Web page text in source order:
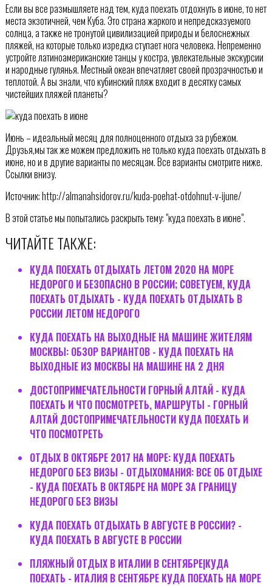
Если вы все размышляете над тем, куда поехать отдохнуть в июне, то нет
места экзотичней, чем Куба. Это страна жаркого и непредсказуемого
солнца, а также не тронутой цивилизацией природы и белоснежных
пляжей, на которые только изредка ступает нога человека. Непременно
устройте латиноамериканские танцы у костра, увлекательные экскурсии
и народные гулянья. Местный океан впечатляет своей прозрачностью и
теплотой. А вы знали, что кубинский пляж входит в десятку самых
чистейших пляжей планеты?
Июнь – идеальный месяц для полноценного отдыха за рубежом.
Друзья,мы так же можем предложить не только куда поехать отдыхать в
июне, но и в другие варианты по месяцам. Все варианты смотрите ниже.
Ссылки внизу.
Источник: http://almanahsidorov.ru/kuda-poehat-otdohnut-v-ijune/
В этой статье мы попытались раскрыть тему: "куда поехать в июне".
ЧИТАЙТЕ ТАКЖЕ:
КУДА ПОЕХАТЬ ОТДЫХАТЬ ЛЕТОМ 2020 НА МОРЕ
НЕДОРОГО И БЕЗОПАСНО В РОССИИ; СОВЕТУЕМ, КУДА
ПОЕХАТЬ ОТДЫХАТЬ - КУДА ПОЕХАТЬ ОТДЫХАТЬ В
РОССИИ ЛЕТОМ НЕДОРОГО
КУДА ПОЕХАТЬ НА ВЫХОДНЫЕ НА МАШИНЕ ЖИТЕЛЯМ
МОСКВЫ: ОБЗОР ВАРИАНТОВ - КУДА ПОЕХАТЬ НА
ВЫХОДНЫЕ ИЗ МОСКВЫ НА МАШИНЕ НА 2 ДНЯ
ДОСТОПРИМЕЧАТЕЛЬНОСТИ ГОРНЫЙ АЛТАЙ - КУДА
ПОЕХАТЬ И ЧТО ПОСМОТРЕТЬ, МАРШРУТЫ - ГОРНЫЙ
АЛТАЙ ДОСТОПРИМЕЧАТЕЛЬНОСТИ КУДА ПОЕХАТЬ И
ЧТО ПОСМОТРЕТЬ
ОТДЫХ В ОКТЯБРЕ 2017 НА МОРЕ: КУДА ПОЕХАТЬ
НЕДОРОГО БЕЗ ВИЗЫ - ОТДЫХОМАНИЯ: ВСЕ ОБ ОТДЫХЕ
- КУДА ПОЕХАТЬ В ОКТЯБРЕ НА МОРЕ ЗА ГРАНИЦУ
НЕДОРОГО БЕЗ ВИЗЫ
КУДА ПОЕХАТЬ ОТДЫХАТЬ В АВГУСТЕ В РОССИИ? -
КУДА ПОЕХАТЬ В АВГУСТЕ В РОССИИ
ПЛЯЖНЫЙ ОТДЫХ В ИТАЛИИ В СЕНТЯБРЕ|КУДА
ПОЕХАТЬ - ИТАЛИЯ В СЕНТЯБРЕ КУДА ПОЕХАТЬ НА МОРЕ